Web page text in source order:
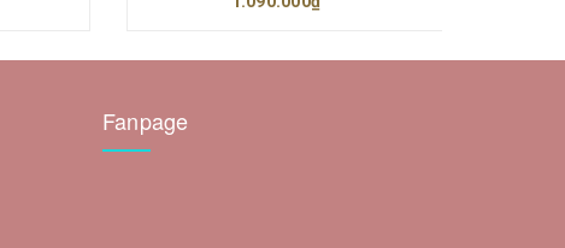
Fanpage